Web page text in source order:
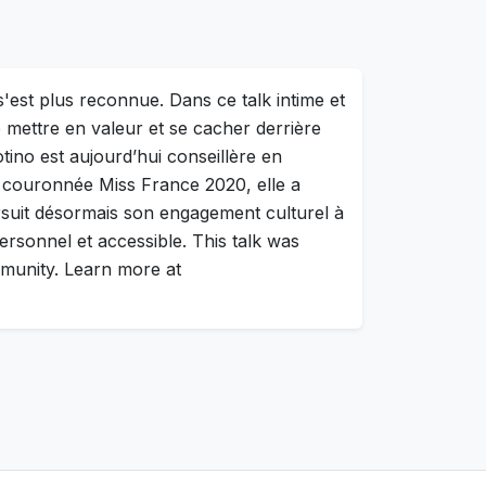
plus reconnue. Dans ce talk intime et
en valeur et se cacher derrière
est aujourd’hui conseillère en
Miss France 2020, elle a
désormais son engagement culturel à
et accessible. This talk was
Learn more at